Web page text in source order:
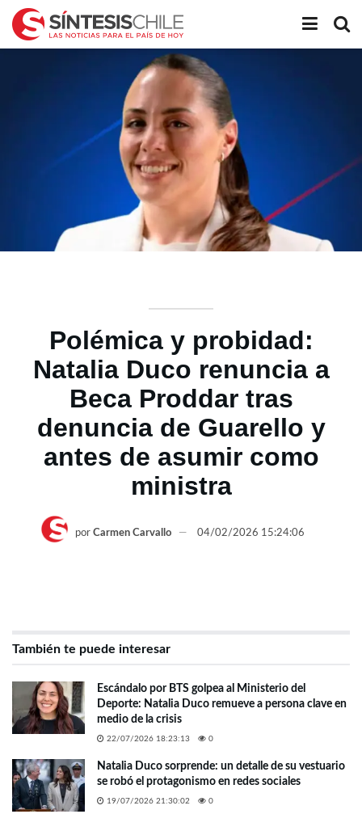
Polémica y probidad:
Natalia Duco renuncia a
Beca Proddar tras
denuncia de Guarello y
antes de asumir como
ministra
por Carmen Carvallo 04/02/2026 15:24:06
También te puede interesar
Escándalo por BTS golpea al Ministerio del
Deporte: Natalia Duco remueve a persona clave en
medio de la crisis
22/07/2026 18:23:13 0
Natalia Duco sorprende: un detalle de su vestuario
se robó el protagonismo en redes sociales
19/07/2026 21:30:02 0